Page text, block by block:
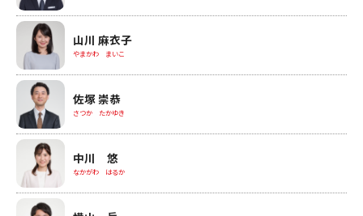
山川 麻衣子
やまかわ まいこ
佐塚 崇恭
さつか たかゆき
中川 悠
なかがわ はるか